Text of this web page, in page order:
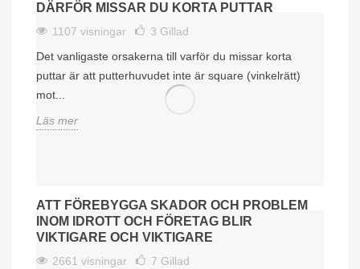
DÄRFÖR MISSAR DU KORTA PUTTAR
1107 visningar 3 Gillad
Det vanligaste orsakerna till varför du missar korta
puttar är att putterhuvudet inte är square (vinkelrätt)
mot...
Läs mer
ATT FÖREBYGGA SKADOR OCH PROBLEM
INOM IDROTT OCH FÖRETAG BLIR
VIKTIGARE OCH VIKTIGARE
2661 visningar 7 Gillad